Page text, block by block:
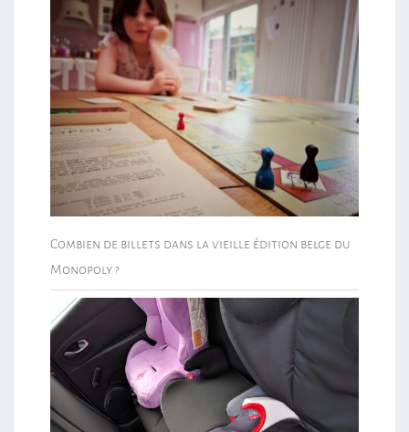
Combien de billets dans la vieille édition belge du
Monopoly ?